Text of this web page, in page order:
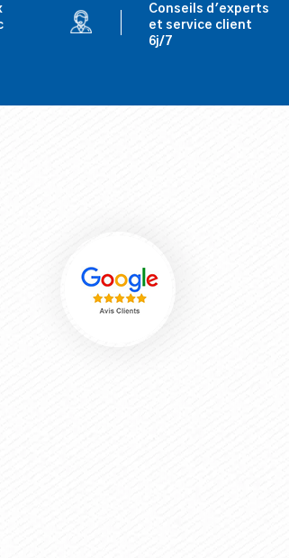
Conseils d'experts
et service client
6j/7